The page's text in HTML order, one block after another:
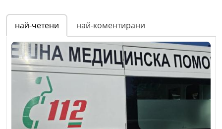
Име*
Email
Коментар*
най-четени най-коментирани